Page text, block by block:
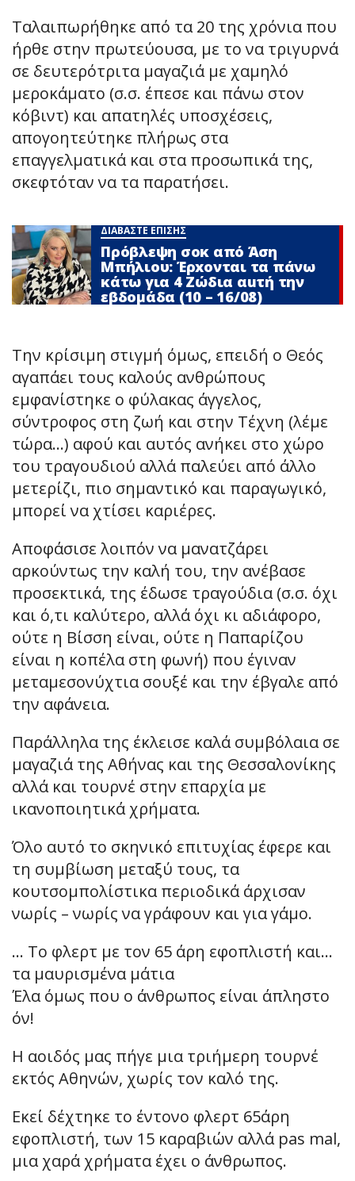
Ταλαιπωρήθηκε από τα 20 της χρόνια που
ήρθε στην πρωτεύουσα, με το να τριγυρνά
σε δευτερότριτα μαγαζιά με χαμηλό
μεροκάματο (σ.σ. έπεσε και πάνω στον
κόβιντ) και απατηλές υποσχέσεις,
απογοητεύτηκε πλήρως στα
επαγγελματικά και στα προσωπικά της,
σκεφτόταν να τα παρατήσει.
ΔΙΑΒΑΣΤΕ ΕΠΙΣΗΣ
Πρόβλεψη σoκ από Άση
Μπήλιου: Έρxονται τα πάνω
κάτω για 4 Zώδια αuτή την
εβδομάδα (10 – 16/08)
Την κρίσιμη στιγμή όμως, επειδή ο Θεός
αγαπάει τους καλούς ανθρώπους
εμφανίστηκε ο φύλακας άγγελος,
σύντροφος στη ζωή και στην Τέχνη (λέμε
τώρα…) αφού και αυτός ανήκει στο χώρο
του τραγουδιού αλλά παλεύει από άλλο
μετερίζι, πιο σημαντικό και παραγωγικό,
μπορεί να χτίσει καριέρες.
Αποφάσισε λοιπόν να μανατζάρει
αρκούντως την καλή του, την ανέβασε
προσεκτικά, της έδωσε τραγούδια (σ.σ. όχι
και ό,τι καλύτερο, αλλά όχι κι αδιάφορο,
ούτε η Βίσση είναι, ούτε η Παπαρίζου
είναι η κοπέλα στη φωνή) που έγιναν
μεταμεσονύχτια σουξέ και την έβγαλε από
την αφάνεια.
Παράλληλα της έκλεισε καλά συμβόλαια σε
μαγαζιά της Αθήνας και της Θεσσαλονίκης
αλλά και τουρνέ στην επαρχία με
ικανοποιητικά χρήματα.
Όλο αυτό το σκηνικό επιτυχίας έφερε και
τη συμβίωση μεταξύ τους, τα
κουτσομπολίστικα περιοδικά άρχισαν
νωρίς – νωρίς να γράφουν και για γάμο.
… Το φλερτ με τον 65 άρη εφοπλιστή και…
τα μαυρισμένα μάτια
Έλα όμως που ο άνθρωπος είναι άπληστο
όν!
H αοιδός μας πήγε μια τριήμερη τουρνέ
εκτός Αθηνών, χωρίς τον καλό της.
Εκεί δέχτηκε το έντονο φλερτ 65άρη
εφοπλιστή, των 15 καραβιών αλλά pas mal,
μια χαρά χρήματα έχει ο άνθρωπος.